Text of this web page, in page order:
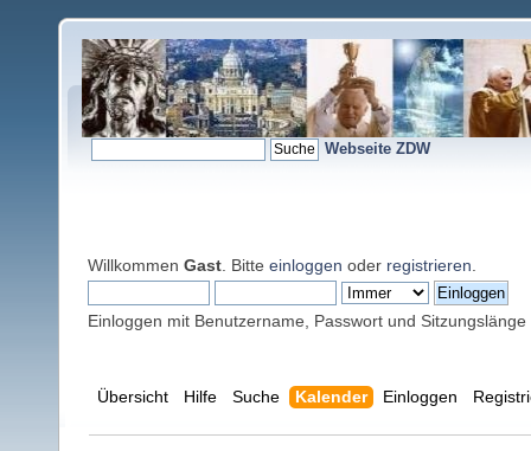
Webseite ZDW
Willkommen Gast . Bitte einloggen oder registrieren
Einloggen mit Benutzername, Passwort und Sitzungslänge
Übersicht Hilfe Suche Kalender Einloggen